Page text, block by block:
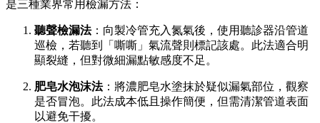
是三種業界常用檢漏方法：
聽聲檢漏法：向製冷管充入氮氣後，使用聽診器沿管道
巡檢，若聽到「嘶嘶」氣流聲則標記該處。此法適合明
顯裂縫，但對微細漏點敏感度不足。
肥皂水泡沫法：將濃肥皂水塗抹於疑似漏氣部位，觀察
是否冒泡。此法成本低且操作簡便，但需清潔管道表面
以避免干擾。